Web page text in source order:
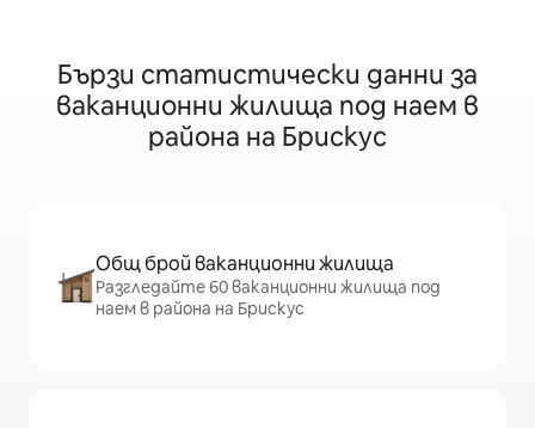
Бързи статистически данни за
ваканционни жилища под наем в
района на Брискус
Общ брой ваканционни жилища
Разгледайте 60 ваканционни жилища под
наем в района на Брискус